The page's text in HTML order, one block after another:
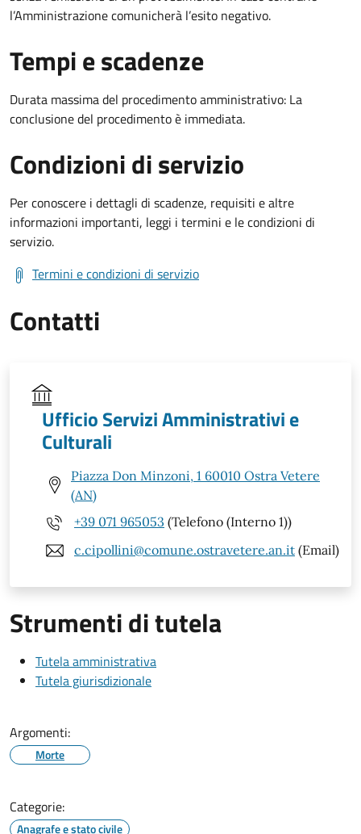
l’Amministrazione comunicherà l’esito negativo.
Tempi e scadenze
Durata massima del procedimento amministrativo: La
conclusione del procedimento è immediata.
Condizioni di servizio
Per conoscere i dettagli di scadenze, requisiti e altre
informazioni importanti, leggi i termini e le condizioni di
servizio.
Termini e condizioni di servizio
Contatti
Ufficio Servizi Amministrativi e
Culturali
Piazza Don Minzoni, 1 60010 Ostra Vetere
(AN)
+39 071 965053 (Telefono (Interno 1))
c.cipollini@comune.ostravetere.an.it (Email)
Strumenti di tutela
Tutela amministrativa
Tutela giurisdizionale
Argomenti:
Morte
Categorie:
Anagrafe e stato civile